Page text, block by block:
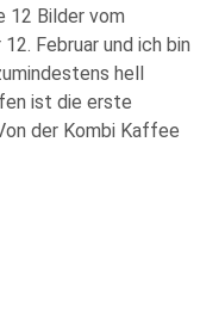
12 Bilder vom
Februar und ich bin
hell
ist die erste
der Kombi Kaffee